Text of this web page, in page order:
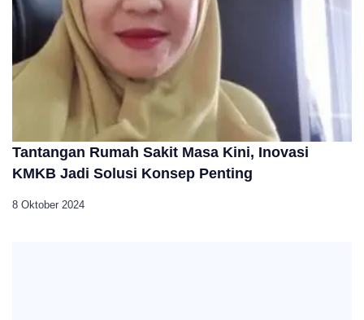
Tantangan Rumah Sakit Masa Kini, Inovasi
KMKB Jadi Solusi Konsep Penting
8 Oktober 2024